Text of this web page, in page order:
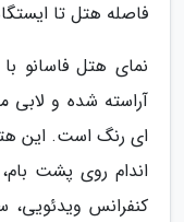
فاصله هتل تا ایستگاه مترو
نمای هتل فاسانو
آراسته شده و لابی
ای رنگ است. این
اندام روی پشت
کنفرانس